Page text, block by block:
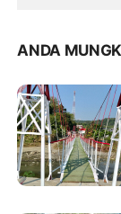
ANDA